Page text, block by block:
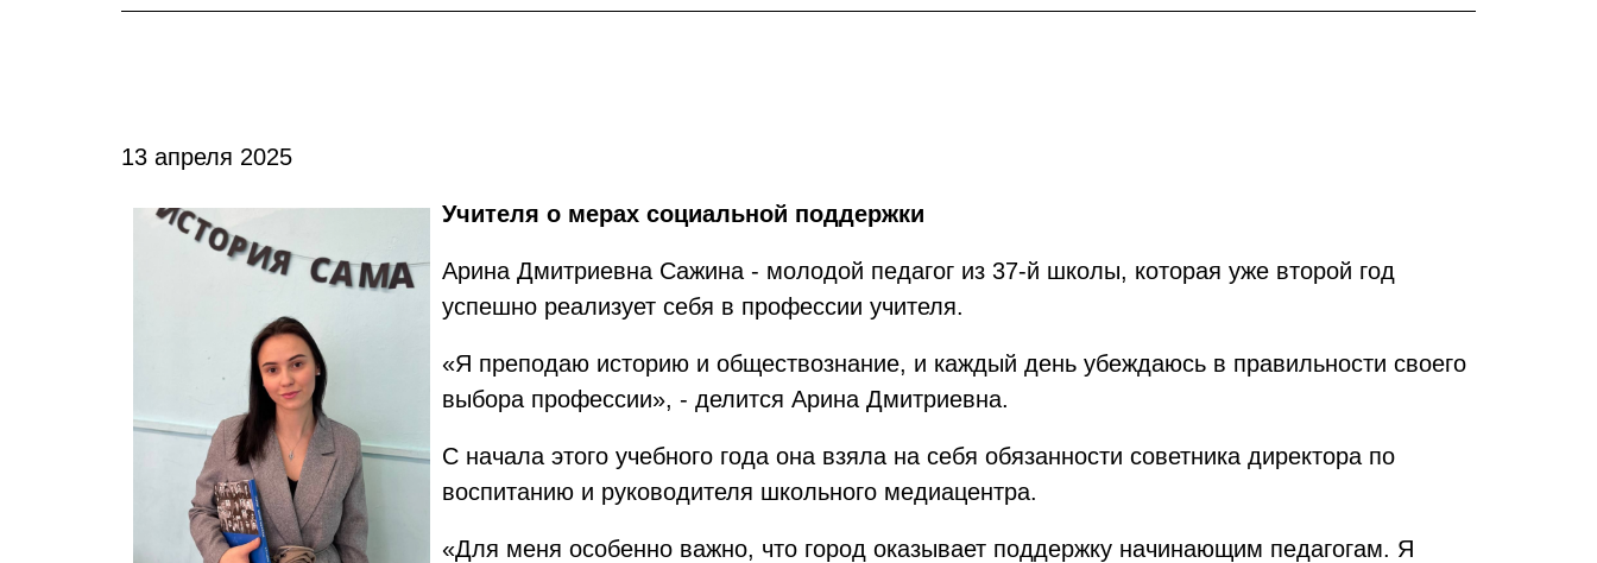
13 апреля 2025
Учителя о мерах социальной поддержки
Арина Дмитриевна Сажина - молодой педагог из 37-й школы, которая уже второй год
успешно реализует себя в профессии учителя.
«Я преподаю историю и обществознание, и каждый день убеждаюсь в правильности своего
выбора профессии», - делится Арина Дмитриевна.
С начала этого учебного года она взяла на себя обязанности советника директора по
воспитанию и руководителя школьного медиацентра.
«Для меня особенно важно, что город оказывает поддержку начинающим педагогам. Я